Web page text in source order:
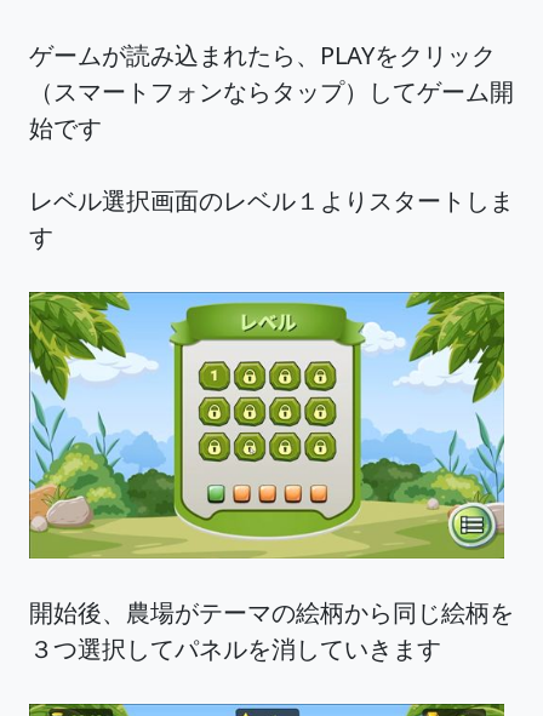
ゲームが読み込まれたら、PLAYをクリック
（スマートフォンならタップ）してゲーム開
始です
レベル選択画面のレベル１よりスタートしま
す
開始後、農場がテーマの絵柄から同じ絵柄を
３つ選択してパネルを消していきます